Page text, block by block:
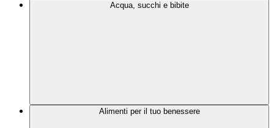
Acqua, succhi e bibite
Alimenti per il tuo benessere